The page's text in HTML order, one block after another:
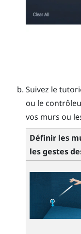
Suivez le
ou le
vos murs ou
Définir les
les gestes